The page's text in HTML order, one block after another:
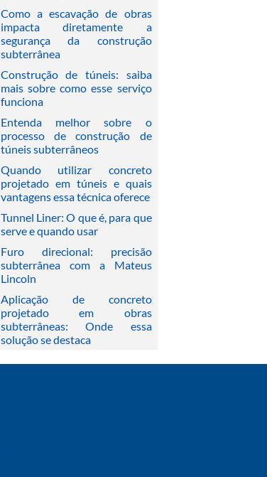
Como a escavação de obras
impacta diretamente a
segurança da construção
subterrânea
Construção de túneis: saiba
mais sobre como esse serviço
funciona
Entenda melhor sobre o
processo de construção de
túneis subterrâneos
Quando utilizar concreto
projetado em túneis e quais
vantagens essa técnica oferece
Tunnel Liner: O que é, para que
serve e quando usar
Furo direcional: precisão
subterrânea com a Mateus
Lincoln
Aplicação de concreto
projetado em obras
subterrâneas: Onde essa
solução se destaca